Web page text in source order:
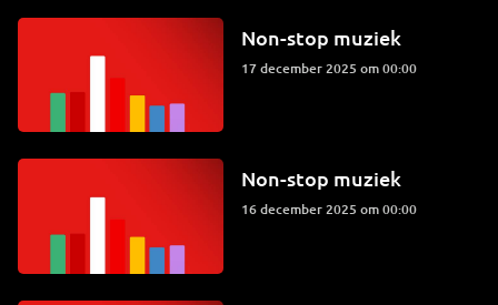
Non-stop muziek
17 december 2025 om 00:00
Non-stop muziek
16 december 2025 om 00:00